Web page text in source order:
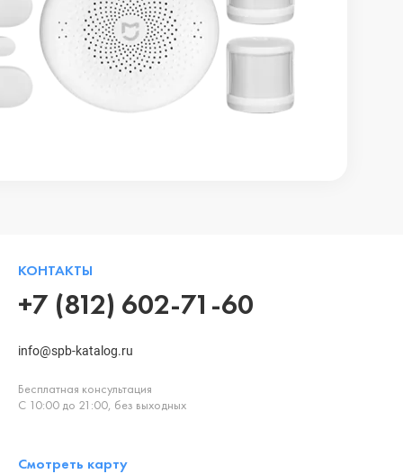
КОНТАКТЫ
+7 (812) 602-71-60
info@spb-katalog.ru
Бесплатная консультация
С 10:00 до 21:00, без выходных
Смотреть карту